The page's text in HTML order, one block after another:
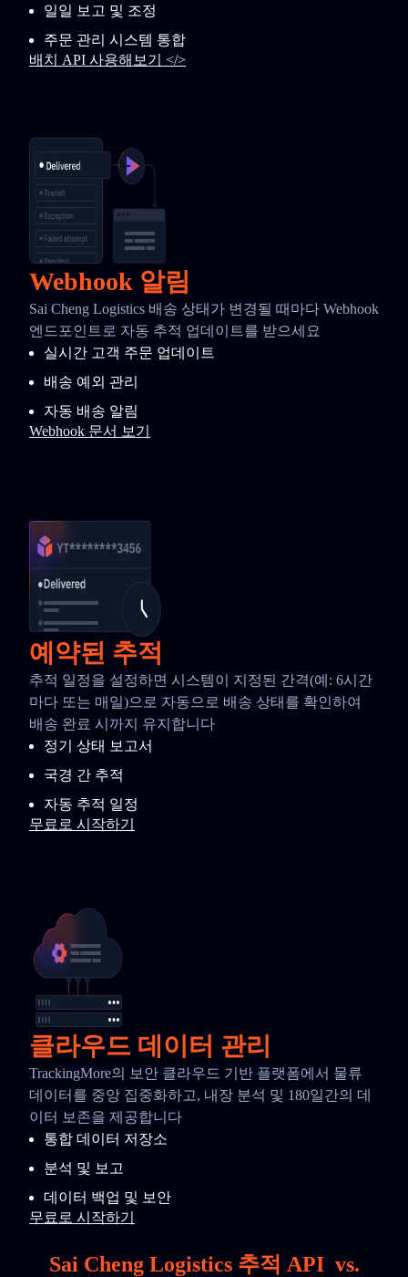
일일 보고 및 조정
주문 관리 시스템 통합
배치 API 사용해보기 </>
Webhook 알림
Sai Cheng Logistics 배송 상태가 변경될 때마다 Webhook
엔드포인트로 자동 추적 업데이트를 받으세요
실시간 고객 주문 업데이트
배송 예외 관리
자동 배송 알림
Webhook 문서 보기
예약된 추적
추적 일정을 설정하면 시스템이 지정된 간격(예: 6시간
마다 또는 매일)으로 자동으로 배송 상태를 확인하여
배송 완료 시까지 유지합니다
정기 상태 보고서
국경 간 추적
자동 추적 일정
무료로 시작하기
클라우드 데이터 관리
TrackingMore의 보안 클라우드 기반 플랫폼에서 물류
데이터를 중앙 집중화하고, 내장 분석 및 180일간의 데
이터 보존을 제공합니다
통합 데이터 저장소
분석 및 보고
데이터 백업 및 보안
무료로 시작하기
Sai Cheng Logistics 추적 API vs.